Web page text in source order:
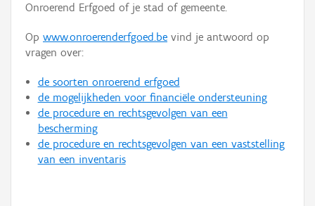
Aanmelden
Onroerend Erfgoed of je stad of gemeente.
Op www.onroerenderfgoed.be vind je antwoord op
vragen over:
de soorten onroerend erfgoed
de mogelijkheden voor financiële ondersteuning
de procedure en rechtsgevolgen van een
bescherming
de procedure en rechtsgevolgen van een vaststelling
van een inventaris